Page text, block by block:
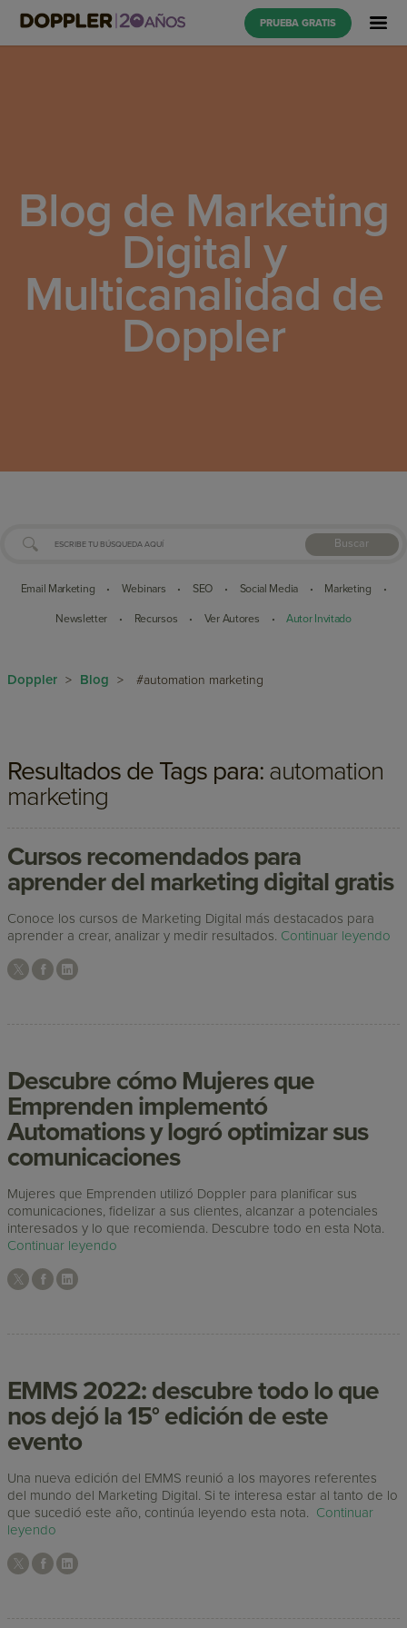
PRUEBA GRATIS
Blog de Marketing
Digital y
Multicanalidad de
Doppler
Buscar
Email Marketing • Webinars • SEO • Social Media • Marketing •
Newsletter • Recursos • Ver Autores • Autor Invitado
Doppler > Blog > #automation marketing
Resultados de Tags para: automation
marketing
Cursos recomendados para
aprender del marketing digital gratis
Conoce los cursos de Marketing Digital más destacados para
aprender a crear, analizar y medir resultados. Continuar leyendo
Descubre cómo Mujeres que
Emprenden implementó
Automations y logró optimizar sus
comunicaciones
Mujeres que Emprenden utilizó Doppler para planificar sus
comunicaciones, fidelizar a sus clientes, alcanzar a potenciales
interesados y lo que recomienda. Descubre todo en esta Nota.
Continuar leyendo
EMMS 2022: descubre todo lo que
nos dejó la 15° edición de este
evento
Una nueva edición del EMMS reunió a los mayores referentes
del mundo del Marketing Digital. Si te interesa estar al tanto de lo
que sucedió este año, continúa leyendo esta nota. Continuar
leyendo